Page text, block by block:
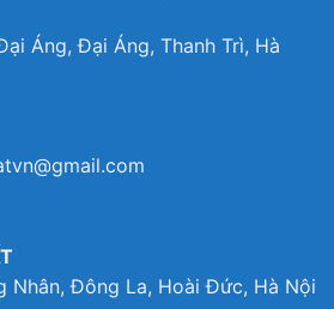
Áng, Đại Áng, Thanh Trì, Hà
Nhân, Đông La, Hoài Đức, Hà Nội